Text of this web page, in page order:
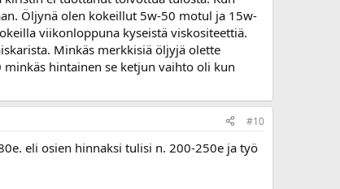
Öljynä olen kokeillut 5w-50 motul ja 15w-
viikonloppuna kyseistä viskositeettiä.
Minkäs merkkisiä öljyjä olette
hintainen se ketjun vaihto oli kun
#10
eli osien hinnaksi tulisi n. 200-250e ja työ